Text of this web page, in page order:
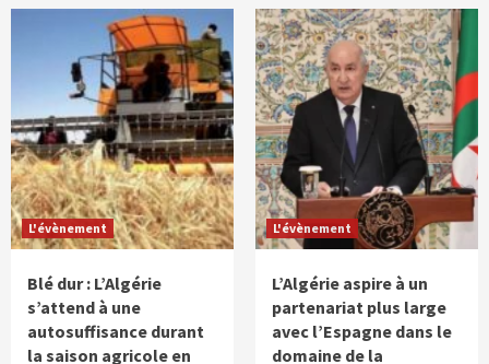
L'évènement
Blé dur : L’Algérie
s’attend à une
autosuffisance durant
la saison agricole en
L'évènement
L’Algérie aspire à un
partenariat plus large
avec l’Espagne dans le
domaine de la